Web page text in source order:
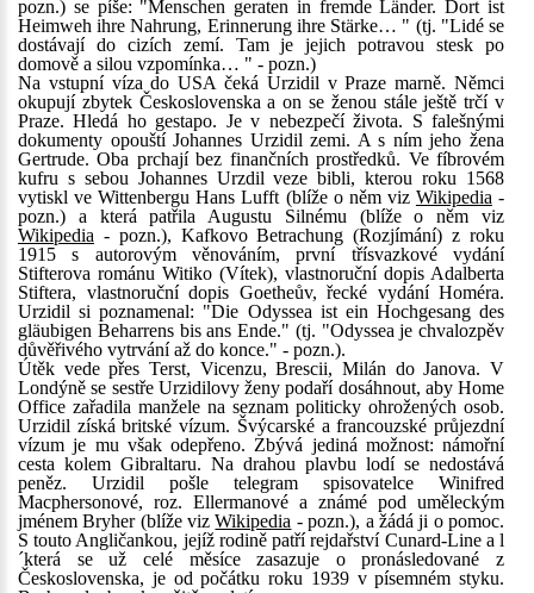
pozn.) se píše: "Menschen geraten in fremde Länder. Dort ist
Heimweh ihre Nahrung, Erinnerung ihre Stärke… " (tj. "Lidé se
dostávají do cizích zemí. Tam je jejich potravou stesk po
domově a silou vzpomínka… " - pozn.)
Na vstupní víza do USA čeká Urzidil v Praze marně. Němci
okupují zbytek Československa a on se ženou stále ještě trčí v
Praze. Hledá ho gestapo. Je v nebezpečí života. S falešnými
dokumenty opouští Johannes Urzidil zemi. A s ním jeho žena
Gertrude. Oba prchají bez finančních prostředků. Ve fíbrovém
kufru s sebou Johannes Urzdil veze bibli, kterou roku 1568
vytiskl ve Wittenbergu Hans Lufft (blíže o něm viz Wikipedia -
pozn.) a která patřila Augustu Silnému (blíže o něm viz
Wikipedia - pozn.), Kafkovo Betrachung (Rozjímání) z roku
1915 s autorovým věnováním, první třísvazkové vydání
Stifterova románu Witiko (Vítek), vlastnoruční dopis Adalberta
Stiftera, vlastnoruční dopis Goetheův, řecké vydání Homéra.
Urzidil si poznamenal: "Die Odyssea ist ein Hochgesang des
gläubigen Beharrens bis ans Ende." (tj. "Odyssea je chvalozpěv
důvěřivého vytrvání až do konce." - pozn.).
Útěk vede přes Terst, Vicenzu, Brescii, Milán do Janova. V
Londýně se sestře Urzidilovy ženy podaří dosáhnout, aby Home
Office zařadila manžele na seznam politicky ohrožených osob.
Urzidil získá britské vízum. Švýcarské a francouzské průjezdní
vízum je mu však odepřeno. Zbývá jediná možnost: námořní
cesta kolem Gibraltaru. Na drahou plavbu lodí se nedostává
peněz. Urzidil pošle telegram spisovatelce Winifred
Macphersonové, roz. Ellermanové a známé pod uměleckým
jménem Bryher (blíže vizWikipedia - pozn.), a žádá ji o pomoc.
S touto Angličankou, jejíž rodině patří rejdařství Cunard-Line a l
´která se už celé měsíce zasazuje o pronásledované z
Československa, je od počátku roku 1939 v písemném styku.